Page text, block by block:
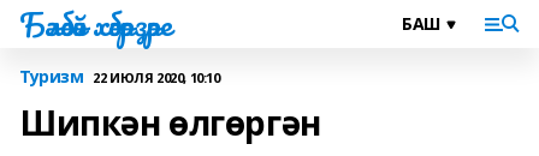
Бәләбәй хәбәрҙәре
Туризм 22 ИЮЛЯ 2020, 10:10
Шипкән өлгөргән